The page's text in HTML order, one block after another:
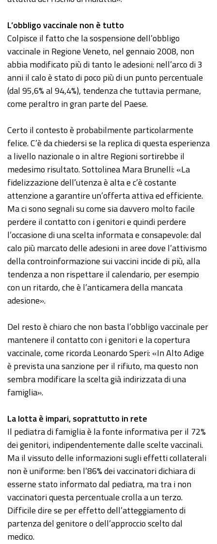
L’obbligo vaccinale non è tutto
Colpisce il fatto che la sospensione dell’obbligo
vaccinale in Regione Veneto, nel gennaio 2008, non
abbia modificato più di tanto le adesioni: nell’arco di 3
anni il calo è stato di poco più di un punto percentuale
(dal 95,6% al 94,4%), tendenza che tuttavia permane,
come peraltro in gran parte del Paese.
Certo il contesto è probabilmente particolarmente
felice. C’è da chiedersi se la replica di questa esperienza
a livello nazionale o in altre Regioni sortirebbe il
medesimo risultato. Sottolinea Mara Brunelli: «La
fidelizzazione dell’utenza è alta e c’è costante
attenzione a garantire un’offerta attiva ed efficiente.
Ma ci sono segnali su come sia davvero molto facile
perdere il contatto con i genitori e quindi perdere
l’occasione di una scelta informata e consapevole: dal
calo più marcato delle adesioni in aree dove l’attivismo
della controinformazione sui vaccini incide di più, alla
tendenza a non rispettare il calendario, per esempio
con un ritardo, che è l’anticamera della mancata
adesione».
Del resto è chiaro che non basta l’obbligo vaccinale per
mantenere il contatto con i genitori e la copertura
vaccinale, come ricorda Leonardo Speri: «In Alto Adige
è prevista una sanzione per il rifiuto, ma questo non
sembra modificare la scelta già indirizzata di una
famiglia».
La lotta è impari, soprattutto in rete
Il pediatra di famiglia è la fonte informativa per il 72%
dei genitori, indipendentemente dalle scelte vaccinali.
Ma il vissuto delle informazioni sugli effetti collaterali
non è uniforme: ben l’86% dei vaccinatori dichiara di
esserne stato informato dal pediatra, ma tra i non
vaccinatori questa percentuale crolla a un terzo.
Difficile dire se per effetto dell’atteggiamento di
partenza del genitore o dell’approccio scelto dal
medico.